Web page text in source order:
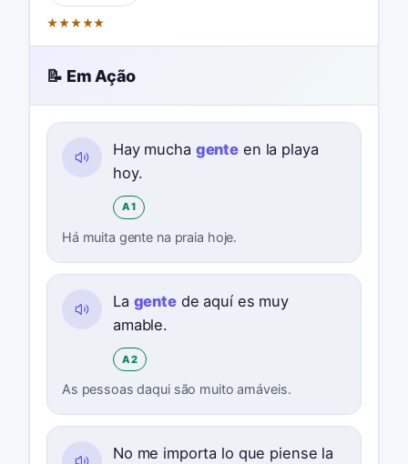
★★★★★
📝 Em Ação
Hay mucha gente en la playa
hoy.
A1
Há muita gente na praia hoje.
La gentede aquí es muy
amable.
A2
As pessoas daqui são muito amáveis.
No me importa lo que piense la